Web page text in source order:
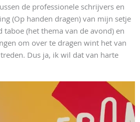
de professionele schrijvers en
(Op handen dragen) van mijn setje
(het thema van de avond) en
om over te dragen wint het van
Dus ja, ik wil dat van harte